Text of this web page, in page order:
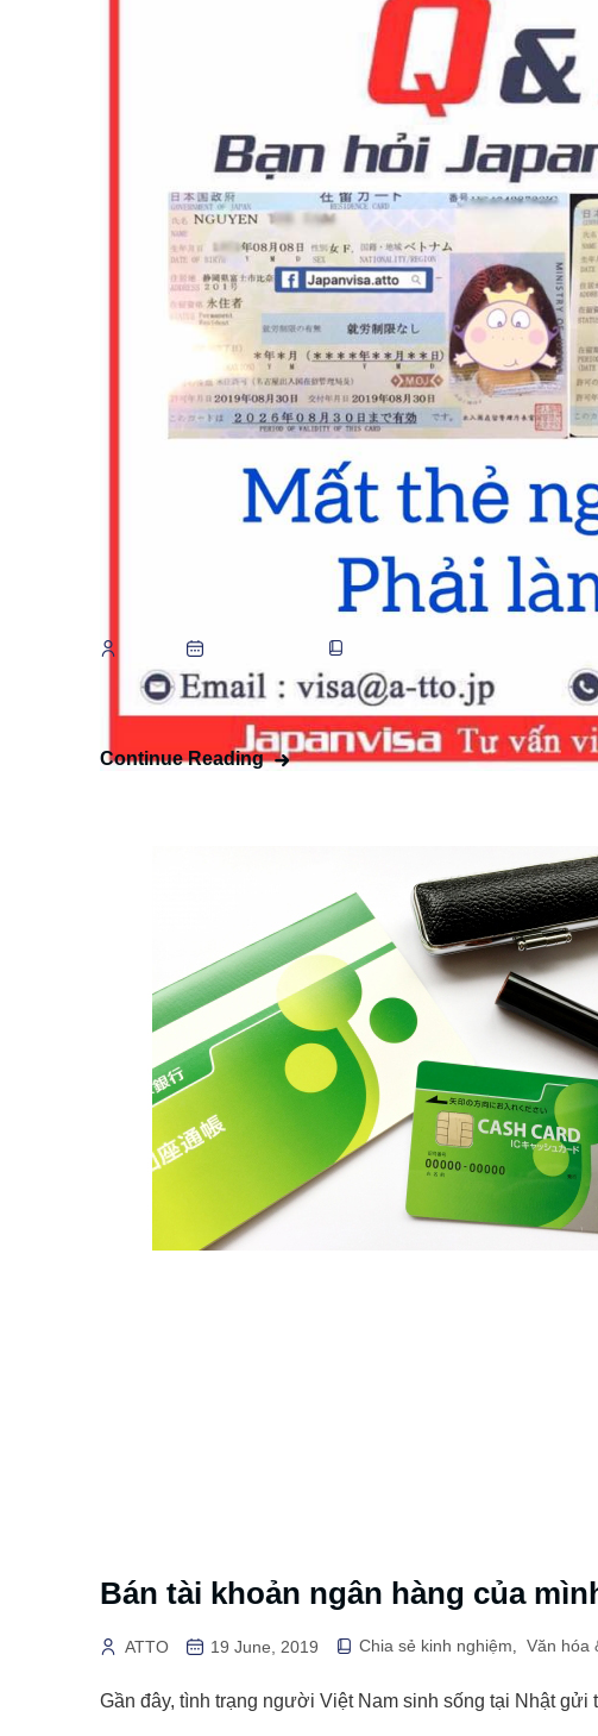
Hướng dẫn khi MẤT THẺ NGOẠI
Bạn đến Nhật học tập, làm việc hay cư trú đều phải xin
Continue Reading
Bán tài khoản ngân hàng của
ATTO 19 June, 2019 Chia sẻ kinh nghiệm, Văn hóa
Gần đây, tình trạng người Việt Nam sinh sống tại Nhật